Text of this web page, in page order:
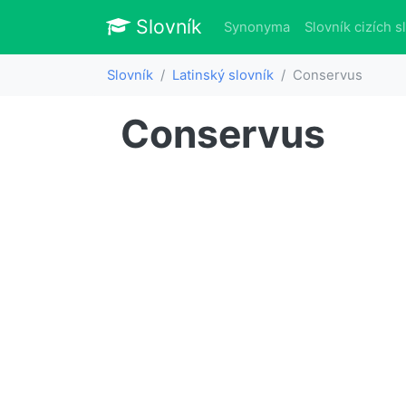
Slovník Slovník
Synonyma Slovník cizích
Slovník Latinský slovník Conservus
Conservus